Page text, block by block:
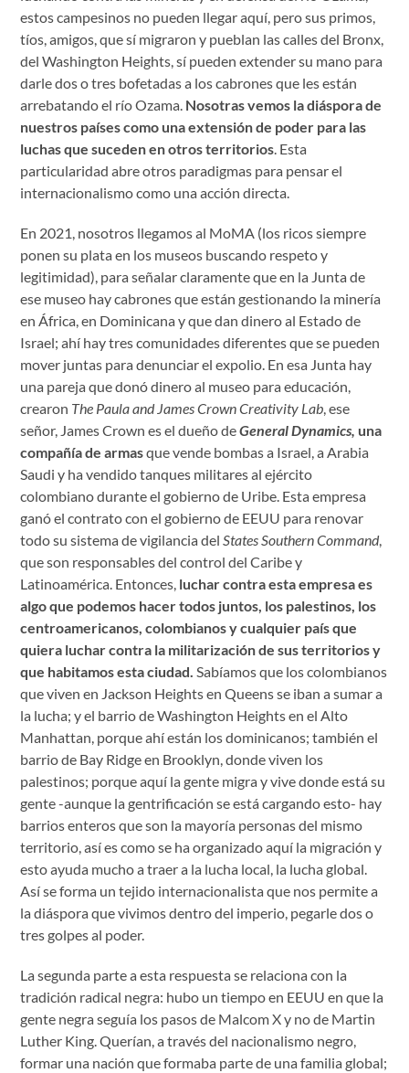
estos campesinos no pueden llegar aquí, pero sus primos,
tíos, amigos, que sí migraron y pueblan las calles del Bronx,
del Washington Heights, sí pueden extender su mano para
darle dos o tres bofetadas a los cabrones que les están
arrebatando el río Ozama. Nosotras vemos la diáspora de
nuestros países como una extensión de poder para las
luchas que suceden en otros territorios . Esta
particularidad abre otros paradigmas para pensar el
internacionalismo como una acción directa.
En 2021, nosotros llegamos al MoMA (los ricos siempre
ponen su plata en los museos buscando respeto y
legitimidad), para señalar claramente que en la Junta de
ese museo hay cabrones que están gestionando la minería
en África, en Dominicana y que dan dinero al Estado de
Israel; ahí hay tres comunidades diferentes que se pueden
mover juntas para denunciar el expolio. En esa Junta hay
una pareja que donó dinero al museo para educación,
crearon The Paula and James Crown Creativity Lab , ese
señor, James Crown es el dueño deGeneral Dynamics, una
compañía de armasque vende bombas a Israel, a Arabia
Saudi y ha vendido tanques militares al ejército
colombiano durante el gobierno de Uribe. Esta empresa
ganó el contrato con el gobierno de EEUU para renovar
todo su sistema de vigilancia del States Southern Command,
que son responsables del control del Caribe y
Latinoamérica. Entonces, luchar contra esta empresa es
algo que podemos hacer todos juntos, los palestinos, los
centroamericanos, colombianos y cualquier país que
quiera luchar contra la militarización de sus territorios y
que habitamos esta ciudad. Sabíamos que los colombianos
que viven en Jackson Heightsen Queens se iban a sumar a
la lucha; y el barrio de Washington Heights en el Alto
Manhattan, porque ahí están los dominicanos; también el
barrio de Bay Ridge en Brooklyn, donde viven los
palestinos; porque aquí la gente migra y vive donde está su
gente -aunque la gentrificación se está cargando esto- hay
barrios enteros que son la mayoría personas del mismo
territorio, así es como se ha organizado aquí la migración y
esto ayuda mucho a traer a la lucha local, la lucha global.
Así se forma un tejido internacionalista que nos permite a
la diáspora que vivimos dentro del imperio, pegarle dos o
tres golpes al poder.
La segunda parte a esta respuesta se relaciona con la
tradición radical negra: hubo un tiempo en EEUU en que la
gente negra seguía los pasos de Malcom X y no de Martin
Luther King. Querían, a través del nacionalismo negro,
formar una nación que formaba parte de una familia global;